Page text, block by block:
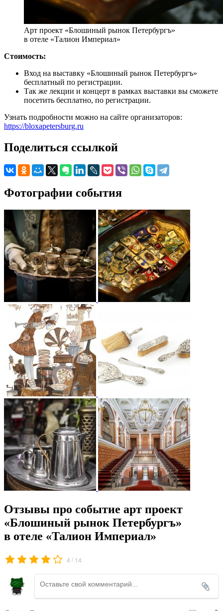
Арт проект «Блошиный рынок Петербургъ»
в отеле «Талион Империал»
Стоимость:
Вход на выставку «Блошиный рынок Петербургъ»
бесплатный по регистрации.
Так же лекции и концерт в рамках выставки вы сможете
посетить бесплатно, по регистрации.
Узнать подробности можно на сайте организаторов:
https://bloxapetersburg.ru
Поделиться ссылкой
Фотографии события
Отзывы про событие арт проект
«Блошиный рынок Петербургъ»
в отеле «Талион Империал»
4 / 14